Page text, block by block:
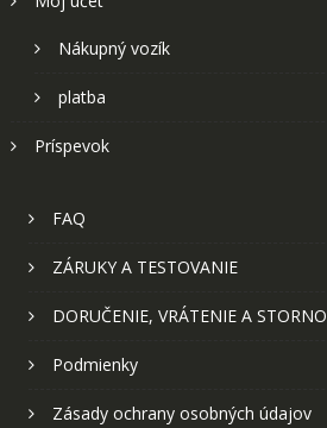
Nákupný vozík
platba
Príspevok
FAQ
ZÁRUKY A TESTOVANIE
DORUČENIE, VRÁTENIE A STORNO
Podmienky
Zásady ochrany osobných údajov